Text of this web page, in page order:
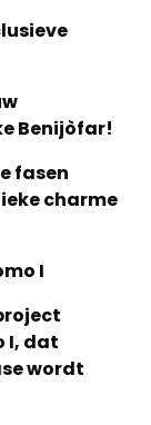
Benijòfar!
fasen
charme
I
I, dat
wordt